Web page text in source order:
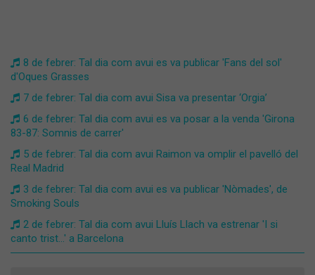
8 de febrer: Tal dia com avui es va publicar 'Fans del sol'
d'Oques Grasses
7 de febrer: Tal dia com avui Sisa va presentar ‘Orgia’
6 de febrer: Tal dia com avui es va posar a la venda 'Girona
83-87: Somnis de carrer'
5 de febrer: Tal dia com avui Raimon va omplir el pavelló del
Real Madrid
3 de febrer: Tal dia com avui es va publicar 'Nòmades', de
Smoking Souls
2 de febrer: Tal dia com avui Lluís Llach va estrenar 'I si
canto trist…' a Barcelona